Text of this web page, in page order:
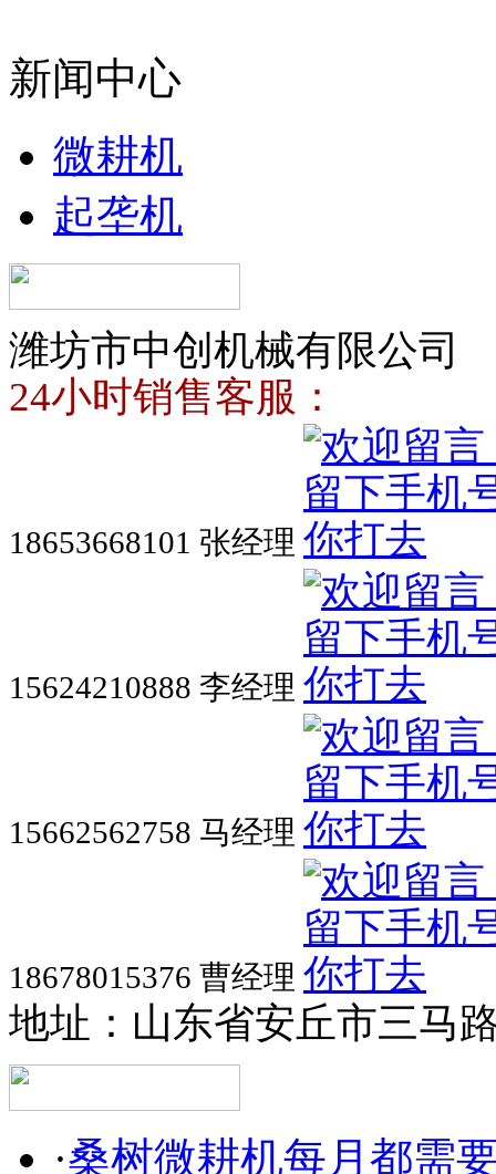
新闻中心
微耕机
起垄机
潍坊市中创机械有限公司
24小时销售客服：
18653668101 张经理
15624210888 李经理
15662562758 马经理
18678015376 曹经理
地址：山东省安丘市三马
·桑树微耕机每月都需